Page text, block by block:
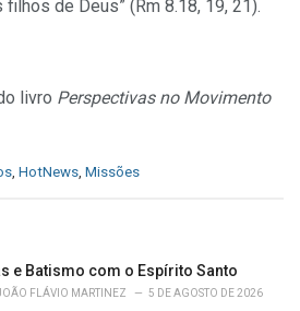
de Deus” (Rm 8.18, 19, 21).
livro Perspectivas no Movimento
, HotNews, Missões
e Batismo com o Espírito Santo
FLÁVIO MARTINEZ 5 DE AGOSTO DE 2026